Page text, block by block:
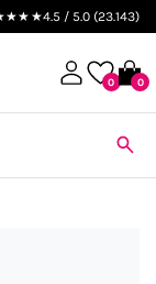
4.5 / 5.0 (23.143)
0 0